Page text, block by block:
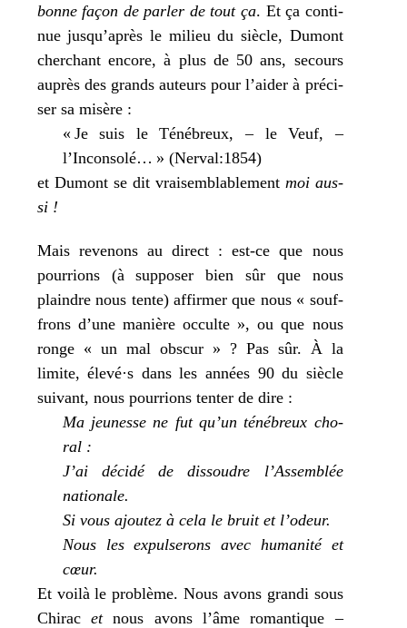
bonne façon de par­ler de tout ça. Et ça conti­
nue jusqu’après le milieu du siècle, Dumont
cher­chant encore, à plus de 50 ans, secours
auprès des grands auteurs pour l’aider à pré­ci­
ser sa misère :
« Je suis le Ténébreux, – le Veuf, –
l’Inconsolé… » (Nerval:1854)
et Dumont se dit vrai­sem­bla­ble­ment moi aus­
si !
Mais reve­nons au direct : est-ce que nous
pour­rions (à sup­po­ser bien sûr que nous
plaindre nous tente) affir­mer que nous « souf­
frons d’une manière occulte », ou que nous
ronge « un mal obs­cur » ? Pas sûr. À la
limite, élevé·s dans les années 90 du siècle
sui­vant, nous pour­rions ten­ter de dire :
Ma jeu­nesse ne fut qu’un téné­breux cho­
ral :
J’ai déci­dé de dis­soudre l’Assemblée
natio­nale.
Si vous ajou­tez à cela le bruit et l’odeur.
Nous les expul­se­rons avec huma­ni­té et
cœur.
Et voi­là le pro­blème. Nous avons gran­di sous
Chiracetnous avons l’âme roman­tique –